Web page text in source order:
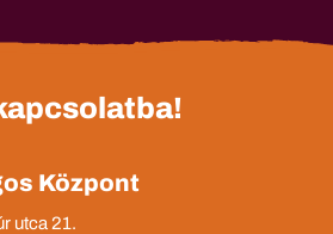
Központ
utca 21.